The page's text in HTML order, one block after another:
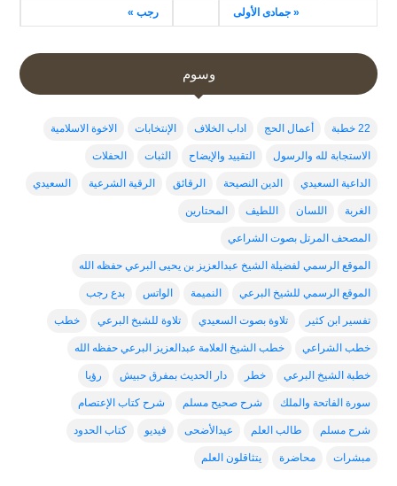
« جمادى الأولى رجب »
وسوم
22 خطبة أعمال الحج اداب الخلاف الإنتخابات الاخوة الاسلامية
الاستجابة لله والرسول التقييد والإيضاح الثبات الحفلات
الداعية السعيدي الدين النصيحة الرقائق الرقية الشرعية السعيدي
الغربة اللسان اللطيف المحتارين
المصحف المرتل بصوت الشراعي
الموقع الرسمي لفضيلة الشيخ عبدالعزيز بن يحيى البرعي حفظه الله
الموقع الرسمي للشيخ البرعي النميمة الواتس بدع رجب
تفسير ابن كثير تلاوة بصوت السعيدي تلاوة للشيخ البرعي خطب
خطب الشراعي خطب الشيخ العلامة عبدالعزيز البرعي حفظه الله
خطبة الشيخ البرعي خطر دار الحديث بمفرق حبيش رؤيا
سورة الفاتحة والملك شرح صحيح مسلم شرح كتاب الإعتصام
شرح مسلم طالب العلم عيدالأضحى فيديو كتاب الحدود
مبشرات محاضرة يتثاقلون العلم